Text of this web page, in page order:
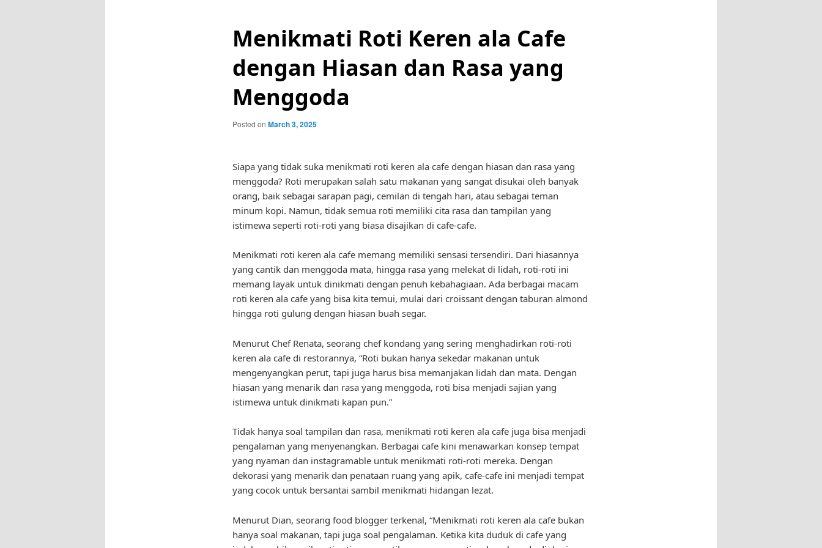
Menikmati Roti Keren ala Cafe
dengan Hiasan dan Rasa yang
Menggoda
Posted on March 3, 2025
Siapa yang tidak suka menikmati roti keren ala cafe dengan hiasan dan rasa yang
menggoda? Roti merupakan salah satu makanan yang sangat disukai oleh banyak
orang, baik sebagai sarapan pagi, cemilan di tengah hari, atau sebagai teman
minum kopi. Namun, tidak semua roti memiliki cita rasa dan tampilan yang
istimewa seperti roti-roti yang biasa disajikan di cafe-cafe.
Menikmati roti keren ala cafe memang memiliki sensasi tersendiri. Dari hiasannya
yang cantik dan menggoda mata, hingga rasa yang melekat di lidah, roti-roti ini
memang layak untuk dinikmati dengan penuh kebahagiaan. Ada berbagai macam
roti keren ala cafe yang bisa kita temui, mulai dari croissant dengan taburan almond
hingga roti gulung dengan hiasan buah segar.
Menurut Chef Renata, seorang chef kondang yang sering menghadirkan roti-roti
keren ala cafe di restorannya, “Roti bukan hanya sekedar makanan untuk
mengenyangkan perut, tapi juga harus bisa memanjakan lidah dan mata. Dengan
hiasan yang menarik dan rasa yang menggoda, roti bisa menjadi sajian yang
istimewa untuk dinikmati kapan pun.”
Tidak hanya soal tampilan dan rasa, menikmati roti keren ala cafe juga bisa menjadi
pengalaman yang menyenangkan. Berbagai cafe kini menawarkan konsep tempat
yang nyaman dan instagramable untuk menikmati roti-roti mereka. Dengan
dekorasi yang menarik dan penataan ruang yang apik, cafe-cafe ini menjadi tempat
yang cocok untuk bersantai sambil menikmati hidangan lezat.
Menurut Dian, seorang food blogger terkenal, “Menikmati roti keren ala cafe bukan
hanya soal makanan, tapi juga soal pengalaman. Ketika kita duduk di cafe yang